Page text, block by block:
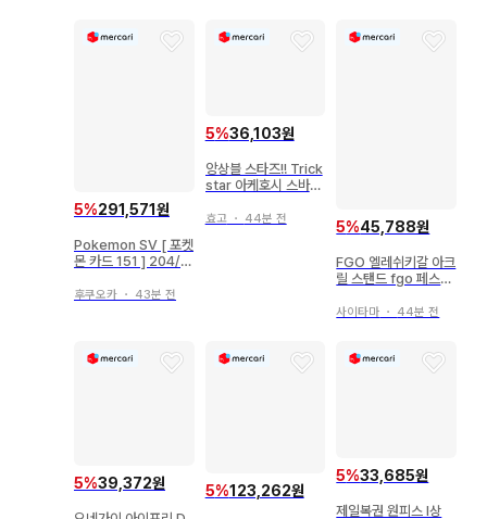
5%291,571원
Pokemon SV [ 포켓
몬 카드 151 ] 204/1
2a
후쿠오카 ・ 43분 전
5%36,103원
앙상블 스타즈!! Trick
star 아케호시 스바루
효고・ 44분 전 5%45,788원
FGO 엘레쉬키갈 아크
릴 스탠드 fgo 페스티
사이타마 ・ 44분 전
5%39,372원 5%123,262원
5%33,685원
제일복권 원피스 I상